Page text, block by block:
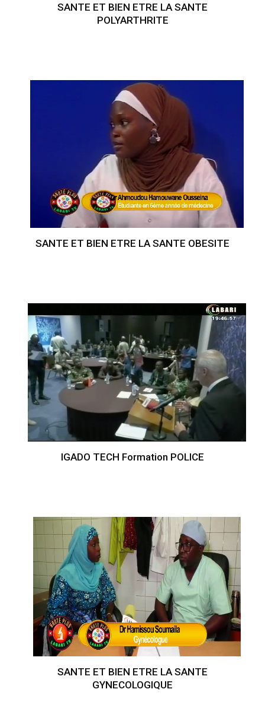
SANTE ET BIEN ETRE LA SANTE
POLYARTHRITE
SANTE ET BIEN ETRE LA SANTE OBESITE
IGADO TECH Formation POLICE
SANTE ET BIEN ETRE LA SANTE
GYNECOLOGIQUE